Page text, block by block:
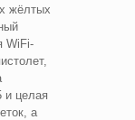
жёлтых
WiFi-
и целая
а